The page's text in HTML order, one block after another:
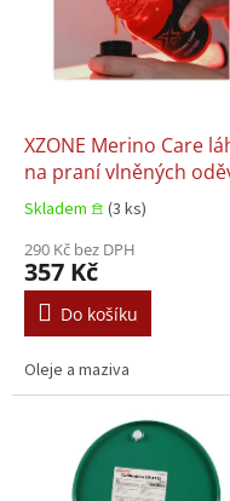
d
ů
XZONE Merino Care
na praní vlněných
Skladem 𖠿 (3 ks)
290 Kč bez DPH
357 Kč
Do košíku
Oleje a maziva